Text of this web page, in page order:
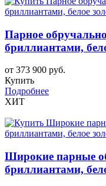
Парное
бриллиантами,
от 373 900 руб.
Купить
Подробнее
ХИТ
Широкие парные
бриллиантами,